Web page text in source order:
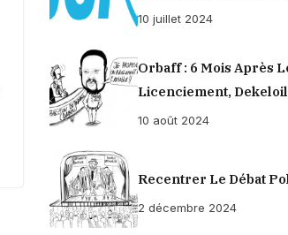
Provisoirement
10 juillet 2024
Orbaff : 6 Mois Après
Licenciement,
Propose À Ses Ex-
10 août 2024
Recentrer Le Débat
2 décembre 2024